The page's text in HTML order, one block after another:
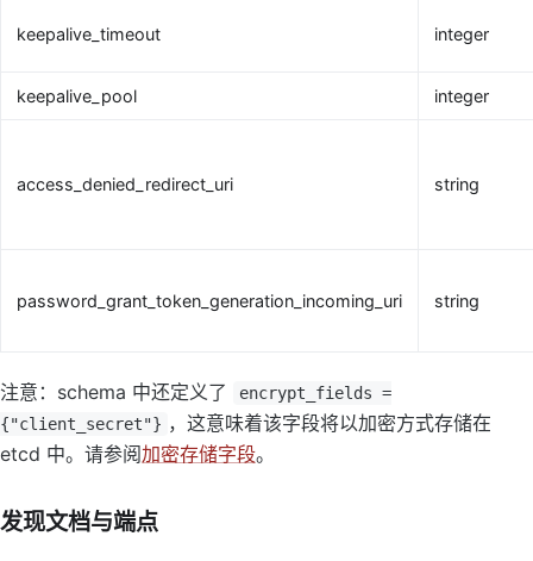
keepalive_timeout integer
keepalive_pool integer
access_denied_redirect_uri string
password_grant_token_generation_incoming_uri string
注意：schema 中还定义了
encrypt_fields =
{"client_secret"} ，这意味着该字段将以加密方式存储在
etcd 中。请参阅加密存储字段。
发现文档与端点